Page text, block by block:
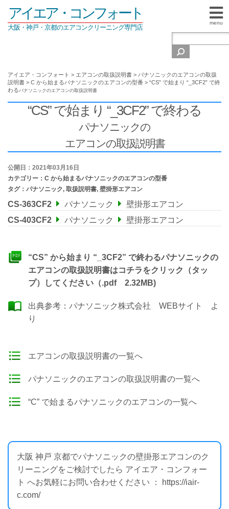
menu
アイエア・コンフォート
大阪・神戸・京都のエアコンクリーニング専門店
アイエア・コンフォート > エアコンの取扱説明書 > パナソニックのエアコンの取扱
説明書 > C から始まるパナソニックのエアコンの型番 > “CS” で始まり “_3CF2” で終
わるパナソニックのエアコンの取扱説明書
“CS” で始まり “_3CF2” で終わる
パナソニックの
エアコンの取扱説明書
公開日：2021年03月16日
カテゴリー： C から始まるパナソニックのエアコンの型番
タグ： パナソニック, 取扱説明書, 壁掛形エアコン
CS-363CF2 パナソニック
壁掛形エアコン
CS-403CF2
パナソニック 壁掛形エアコン
“CS” から始まり “_3CF2” で終わるパナソニックの
エアコンの取扱説明書はコチラをクリック（タッ
プ）してください（.pdf 2.32MB)
出典参考： パナソニック株式会社 WEBサイト
よ
り
エアコンの取扱説明書の一覧へ
パナソニックのエアコンの取扱説明書の一覧へ
“C” で始まるパナソニックのエアコンの一覧へ
大阪 神戸 京都でパナソニックの壁掛形エアコンのク
リーニングをご検討でしたら アイエア・コンフォー
ト へお気軽にお問い合わせください ： https://iair-
c.com/